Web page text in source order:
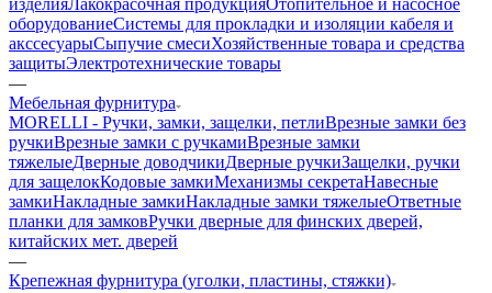
оборудованиеСистемы для прокладки и изоляции кабеля и
акссесуарыСыпучие смесиХозяйственные товара и средства
защитыЭлектротехнические товары
—
Мебельная фурнитура
MORELLI - Ручки, замки, защелки, петлиВрезные замки без
ручкиВрезные замки с ручкамиВрезные замки
тяжелыеДверные доводчикиДверные ручкиЗащелки, ручки
для защелокКодовые замкиМеханизмы секретаНавесные
замкиНакладные замкиНакладные замки тяжелыеОтветные
планки для замковРучки дверные для финских дверей,
китайских мет. дверей
—
Крепежная фурнитура (уголки, пластины, стяжки)